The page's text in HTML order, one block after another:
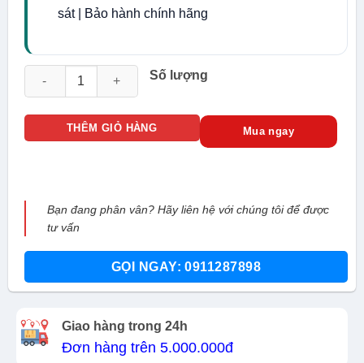
sát | Bảo hành chính hãng
Số lượng
Đầu ghi NVR Hikvision DS-8616NXI-K8 số lượng
THÊM GIỎ HÀNG Mua ngay
Bạn đang phân vân? Hãy liên hệ với chúng tôi để được
tư vấn
GỌI NGAY: 0911287898
Giao hàng trong 24h
Đơn hàng trên 5.000.000đ